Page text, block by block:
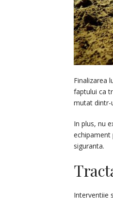
Finalizarea
faptului ca
mutat dintr-
In plus, nu
echipament
siguranta.
Interventiie